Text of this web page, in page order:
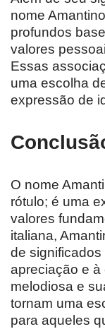
nome
profundos
valores
Essas
uma escolha
expressão de
O nome
rótulo; é uma
valores
italiana,
de
apreciação e à
melodiosa e
tornam uma
para aqueles